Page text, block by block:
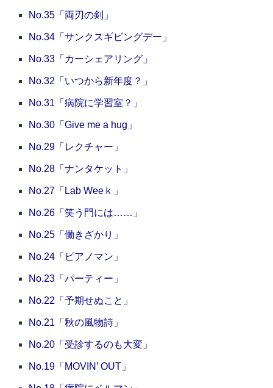
No.35「両刃の剣」
No.34「サンクスギビングデー」
No.33「カーシェアリング」
No.32「いつから新年度？」
No.31「病院に学習室？」
No.30「Give me a hug」
No.29「レクチャー」
No.28「ナンタケット」
No.27「Lab Weeｋ」
No.26「笑う門には……」
No.25「働きざかり」
No.24「ピアノマン」
No.23「パーティー」
No.22「予期せぬこと」
No.21「秋の風物詩」
No.20「受診するのも大変」
No.19「MOVIN’ OUT」